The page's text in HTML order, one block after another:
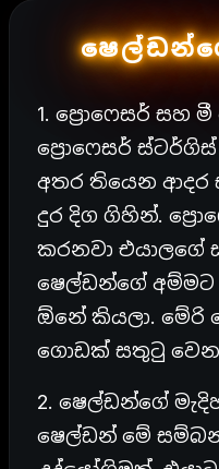
1. ප්‍රොෆෙසර් සහ
ප්‍රොෆෙසර් ස්ටර්ගිස්
අතර තියෙන ආදර
දුර දිග ගිහින්.
කරනවා එයාලගේ
ෂෙල්ඩන්ගේ අම්මට
ඕනේ කියලා. මේරි
ගොඩක් සතුටු
2. ෂෙල්ඩන්ගේ
ෂෙල්ඩන් මේ